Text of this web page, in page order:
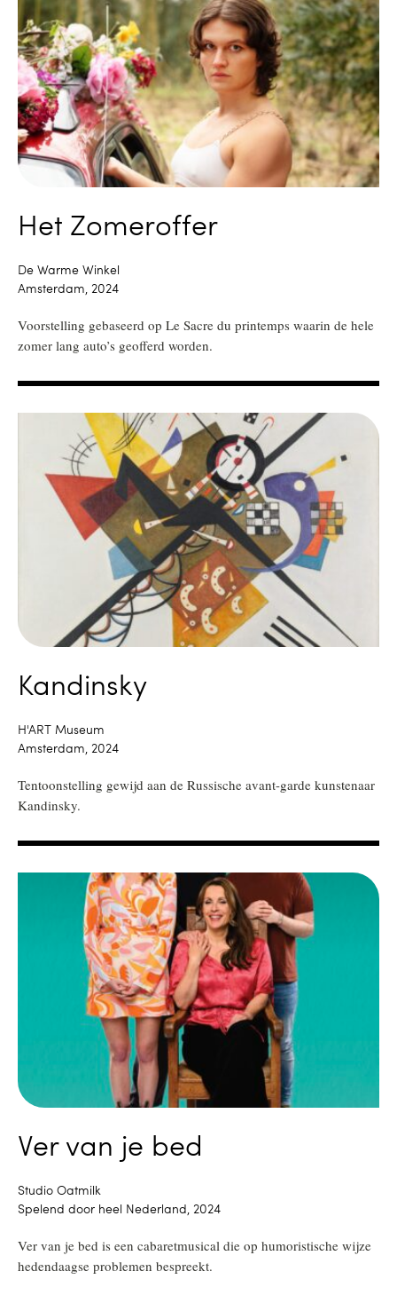
Het Zomeroffer
De Warme Winkel
Amsterdam, 2024
Voorstelling gebaseerd op Le Sacre du printemps waarin de hele
zomer lang auto’s geofferd worden.
Kandinsky
H'ART Museum
Amsterdam, 2024
Tentoonstelling gewijd aan de Russische avant-garde kunstenaar
Kandinsky.
Ver van je bed
Studio Oatmilk
Spelend door heel Nederland, 2024
Ver van je bed is een cabaretmusical die op humoristische wijze
hedendaagse problemen bespreekt.